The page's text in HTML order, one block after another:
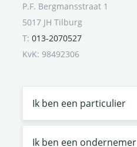
P.F. Bergmansstraat 1
5017 JH Tilburg
T: 013-2070527
KvK: 98492306
Ik ben een particulier
Ik ben een ondernemer